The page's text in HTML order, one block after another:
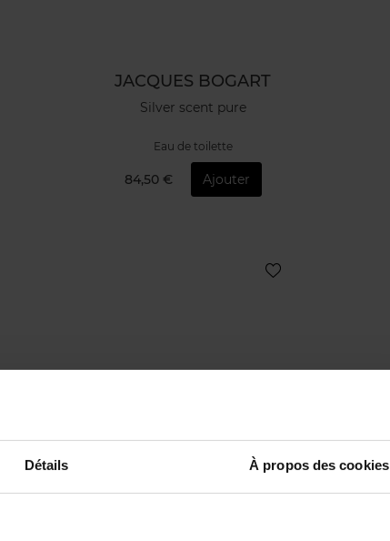
Détails À propos des cookies
JACQUES BOGART
Silver scent pure
Eau de toilette
84,50 € Ajouter